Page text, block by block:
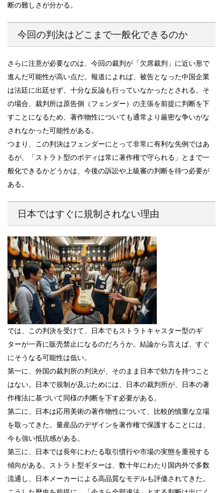
断の難しさが分かる。
今回の判決はどこまで一般化できるのか
さらに注意が必要なのは、今回の裁判が「欠席裁判」に近い形で
進んだ可能性が高い点だ。報道によれば、被告となった中国企業
は法廷に出廷せず、十分な反論も行っていなかったとされる。そ
の場合、裁判所は原告側（フェンダー）の主張を前提に判断を下
すことになるため、著作物性についても通常より厳密な争いがな
されなかった可能性がある。
つまり、この判決はフェンダーにとって非常に有利な先例ではあ
るが、「ストラト型のボディは常に著作権で守られる」とまで一
般化できるかどうかは、今後の訴訟や上級審の判断を待つ必要が
ある。
日本ではすぐに規制されない理由
では、この判決を受けて、日本でもストラトキャスター型のギ
ターが一斉に販売禁止になるのだろうか。結論から言えば、すぐ
にそうなる可能性は低い。
第一に、外国の裁判所の判決が、そのまま日本で効力を持つこと
はない。日本で規制が及ぶためには、日本の裁判所が、日本の著
作権法に基づいて同様の判断を下す必要がある。
第二に、日本は応用美術の著作物性について、比較的慎重な立場
を取ってきた。量産品のデザインを著作権で保護することには、
今も強い抵抗感がある。
第三に、日本では長年にわたる取引慣行や市場の実態を重視する
傾向がある。ストラト型ギターは、数十年にわたり国内外で多数
流通し、日本メーカーによる高品質なモデルも評価されてきた。